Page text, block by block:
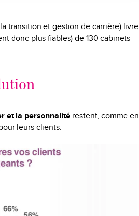
transition et gestion de carrière) livre
donc plus fiables) de 130 cabinets
et la personnalité restent, comme en
leurs clients.